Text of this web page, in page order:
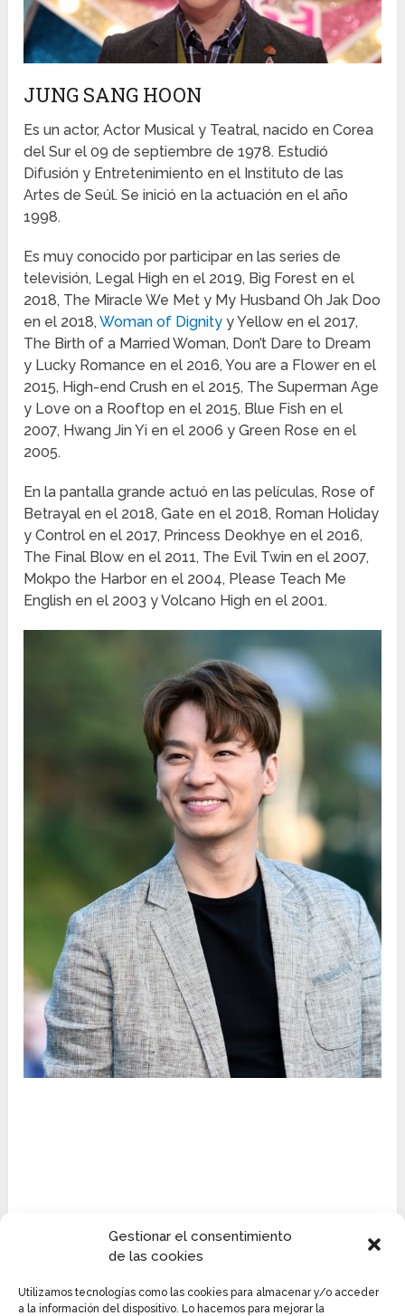
Gestionar el consentimiento
de las cookies
Utilizamos tecnologías como las cookies para almacenar y/o acceder
a la información del dispositivo. Lo hacemos para mejorar la
JUNG SANG HOON
Es un actor, Actor Musical y Teatral, nacido en Corea
del Sur el 09 de septiembre de 1978. Estudió
Difusión y Entretenimiento en el Instituto de las
Artes de Seúl. Se inició en la actuación en el año
1998.
Es muy conocido por participar en las series de
televisión, Legal High en el 2019, Big Forest en el
2018, The Miracle We Met y My Husband Oh Jak Doo
en el 2018,Woman of Dignity y Yellow en el 2017,
The Birth of a Married Woman, Don’t Dare to Dream
y Lucky Romance en el 2016, You are a Flower en el
2015, High-end Crush en el 2015, The Superman Age
y Love on a Rooftop en el 2015, Blue Fish en el
2007, Hwang Jin Yi en el 2006 y Green Rose en el
2005.
En la pantalla grande actuó en las películas, Rose of
Betrayal en el 2018, Gate en el 2018, Roman Holiday
y Control en el 2017, Princess Deokhye en el 2016,
The Final Blow en el 2011, The Evil Twin en el 2007,
Mokpo the Harbor en el 2004, Please Teach Me
English en el 2003 y Volcano High en el 2001.